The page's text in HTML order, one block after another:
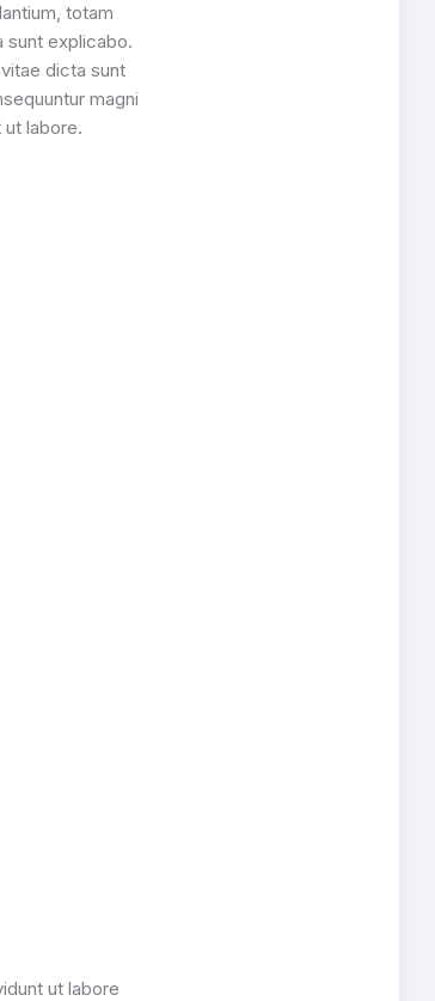
totam
sunt explicabo.
dicta sunt
magni
labore.
ut labore